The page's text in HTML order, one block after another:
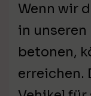
Wenn wir
in
betonen,
erreichen.